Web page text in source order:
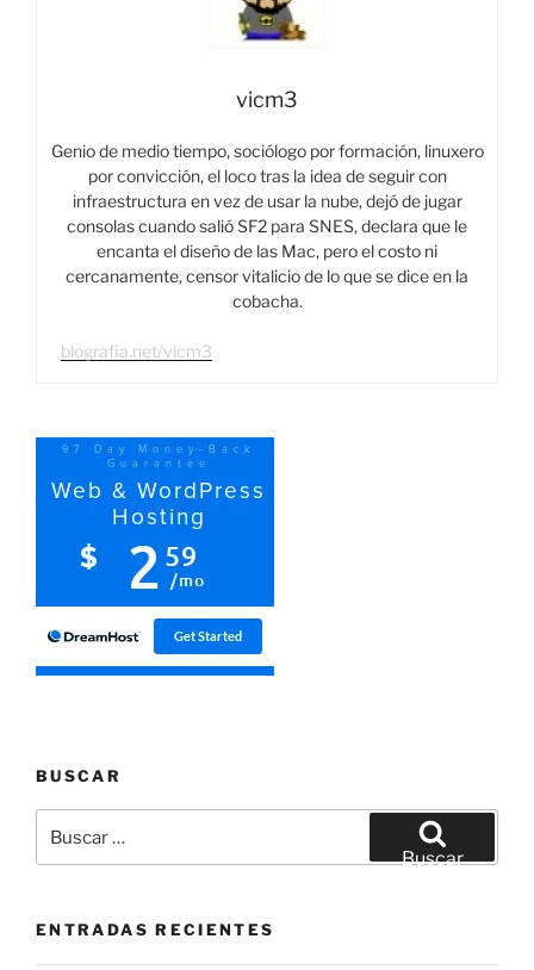
vicm3
Genio de medio tiempo, sociólogo por formación, linuxero
por convicción, el loco tras la idea de seguir con
infraestructura en vez de usar la nube, dejó de jugar
consolas cuando salió SF2 para SNES, declara que le
encanta el diseño de las Mac, pero el costo ni
cercanamente, censor vitalicio de lo que se dice en la
cobacha.
blografia.net/vicm3
BUSCAR
por:
Buscar
ENTRADAS RECIENTES